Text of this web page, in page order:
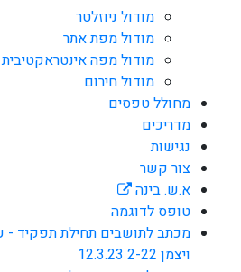
מודול ניוזלטר
מודול מפת אתר
מודול מפה אינטראקטיבית
מודול חירום
מחולל טפסים
מדריכים
נגישות
צור קשר
א.ש. בינה
טופס לדוגמה
ויצמן 2-22 12.3.23